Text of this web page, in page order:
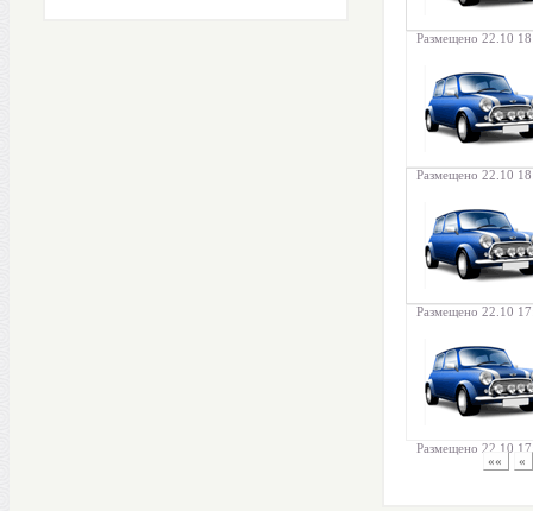
Размещено 22.10
Размещено 22.10
Размещено 22.10
Размещено 22.10
««
«